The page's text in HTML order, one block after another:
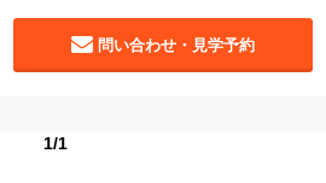
問い合わせ・見学予約
1/1